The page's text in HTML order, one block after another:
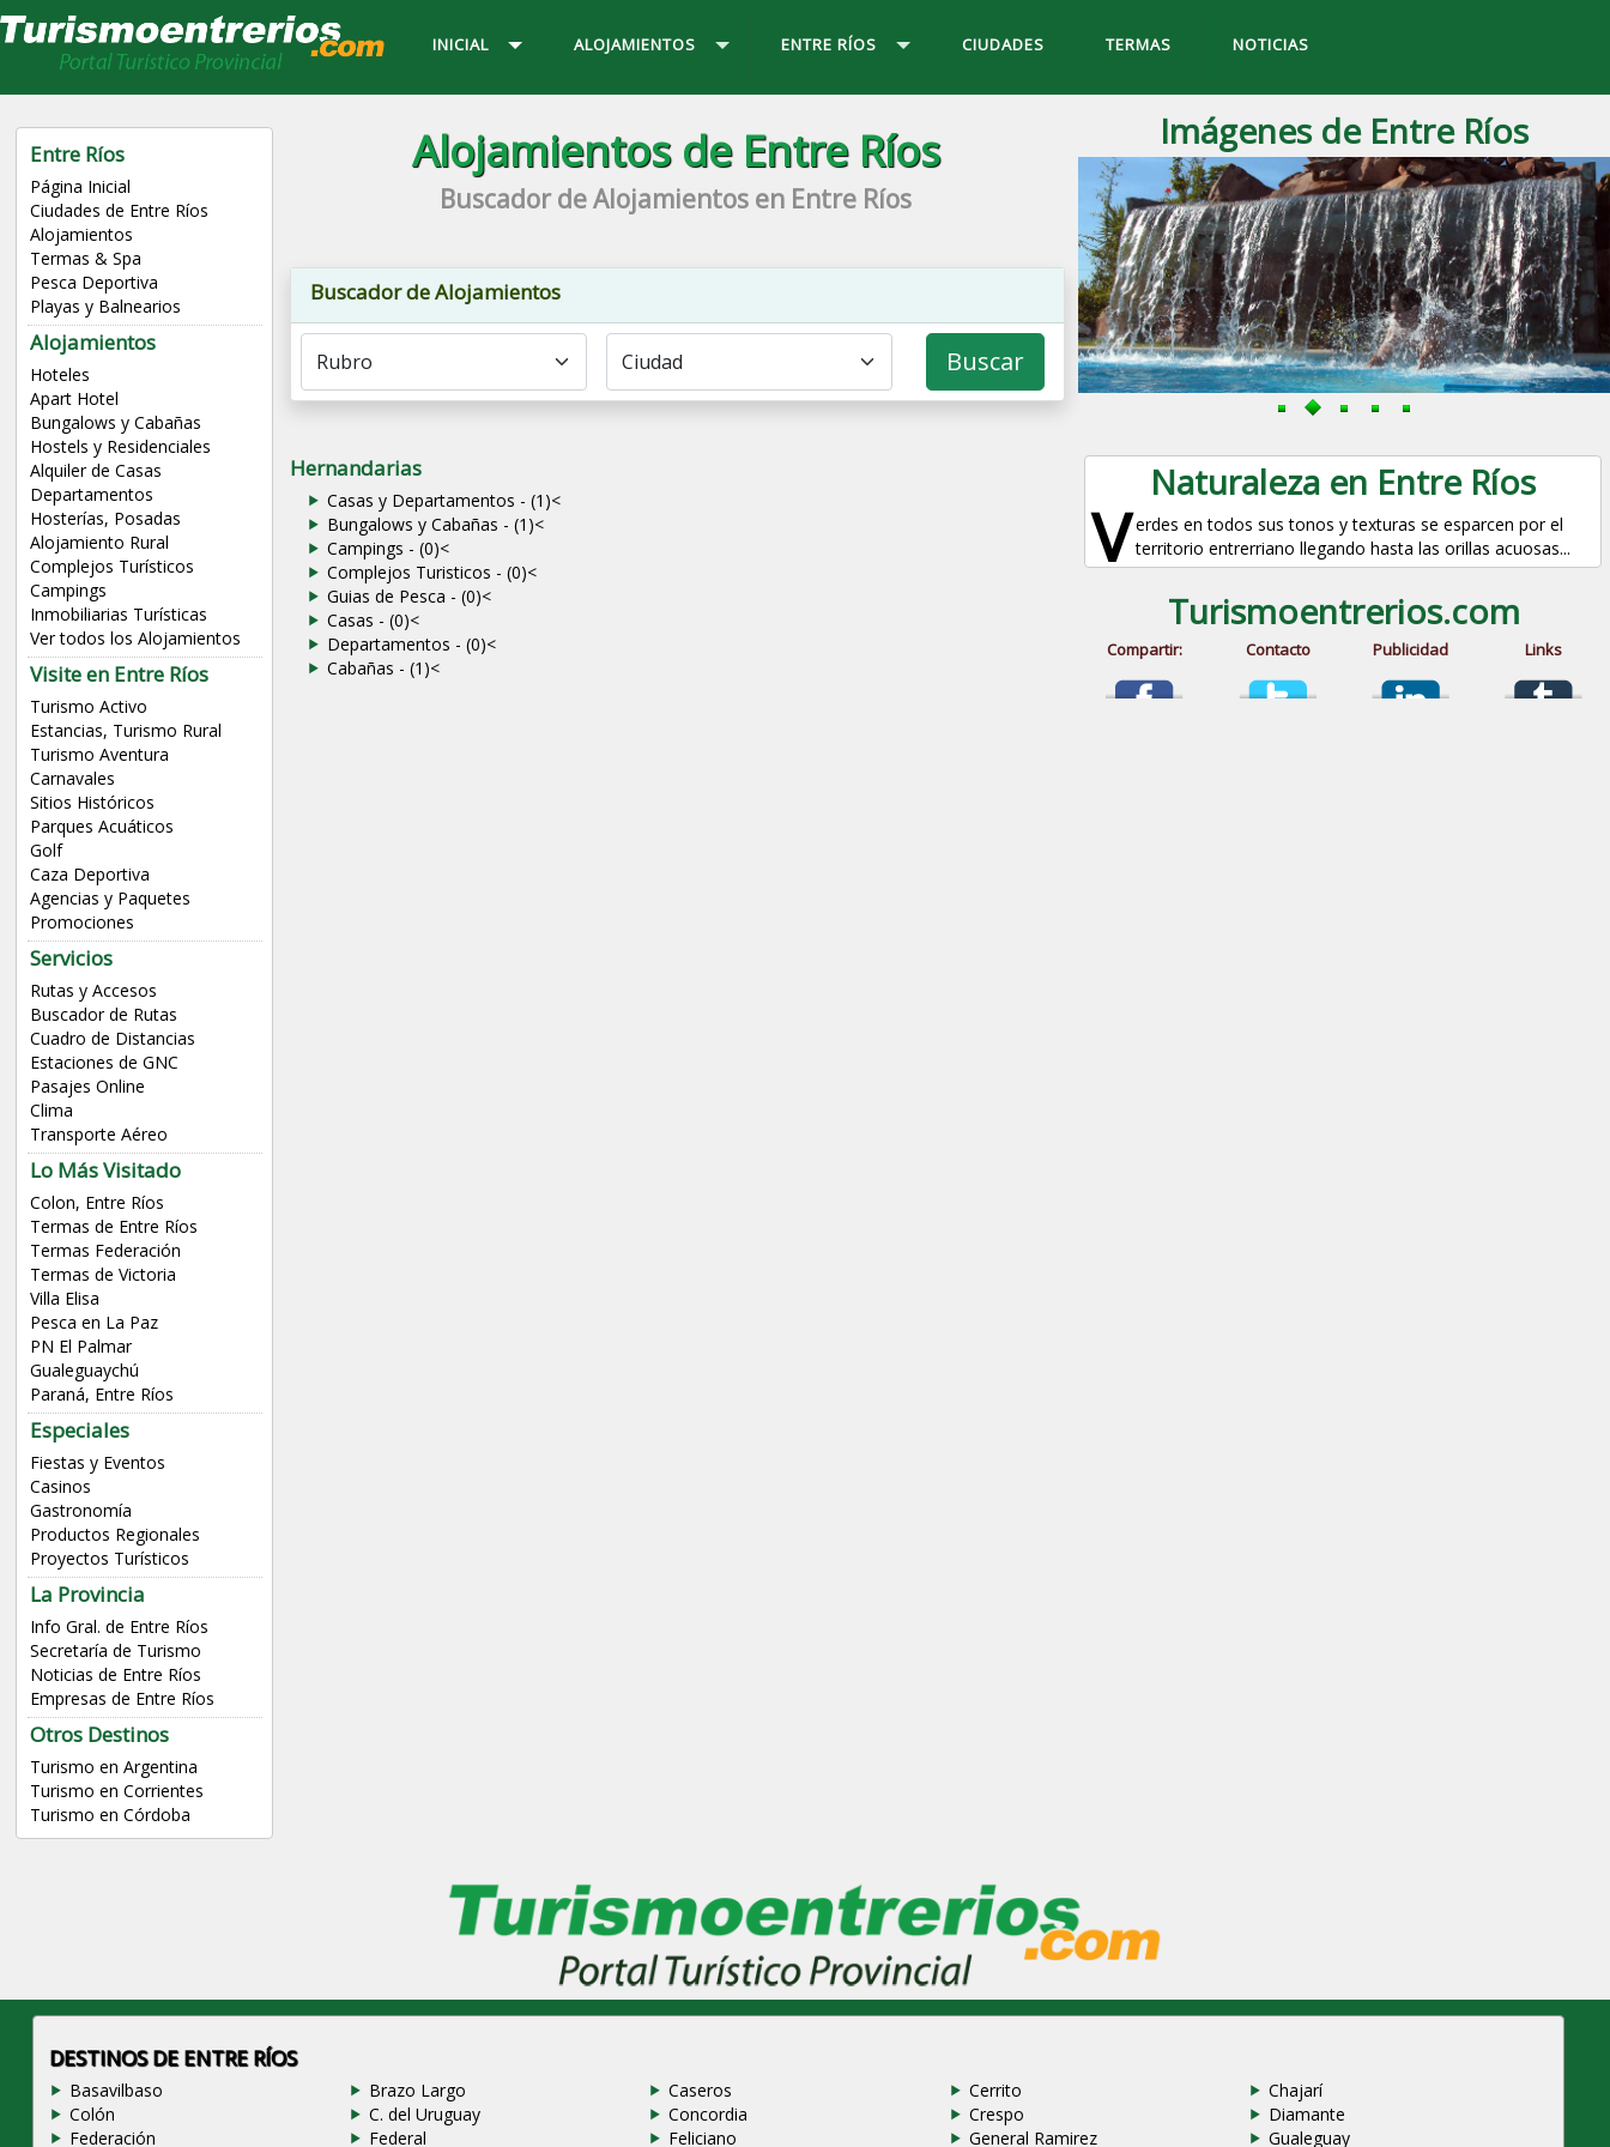
INICIAL ALOJAMIENTOS ENTRE RÍOS CIUDADES TERMAS NOTICIAS
Entre Ríos
Página Inicial
Ciudades de Entre Ríos
Alojamientos
Termas & Spa
Pesca Deportiva
Playas y Balnearios
Alojamientos
Hoteles
Apart Hotel
Bungalows y Cabañas
Hostels y Residenciales
Alquiler de Casas
Departamentos
Hosterías, Posadas
Alojamiento Rural
Complejos Turísticos
Campings
Inmobiliarias Turísticas
Ver todos los Alojamientos
Visite en Entre Ríos
Turismo Activo
Estancias, Turismo Rural
Turismo Aventura
Carnavales
Sitios Históricos
Parques Acuáticos
Golf
Caza Deportiva
Agencias y Paquetes
Promociones
Servicios
Rutas y Accesos
Buscador de Rutas
Cuadro de Distancias
Estaciones de GNC
Pasajes Online
Clima
Transporte Aéreo
Lo Más Visitado
Colon, Entre Ríos
Termas de Entre Ríos
Termas Federación
Termas de Victoria
Villa Elisa
Pesca en La Paz
PN El Palmar
Gualeguaychú
Paraná, Entre Ríos
Especiales
Fiestas y Eventos
Casinos
Gastronomía
Productos Regionales
Proyectos Turísticos
La Provincia
Info Gral. de Entre Ríos
Secretaría de Turismo
Noticias de Entre Ríos
Empresas de Entre Ríos
Otros Destinos
Turismo en Argentina
Turismo en Corrientes
Turismo en Córdoba
Alojamientos de Entre Ríos
Buscador de Alojamientos en Entre Ríos
Buscador de Alojamientos
Buscar
Hernandarias
Casas y Departamentos - (1)<
Bungalows y Cabañas - (1)<
Campings - (0)<
Complejos Turisticos - (0)<
Guias de Pesca - (0)<
Casas - (0)<
Departamentos - (0)<
Cabañas - (1)<
Imágenes de Entre Ríos
Naturaleza en Entre Ríos
V erdes en todos sus tonos y texturas se esparcen por el
territorio entrerriano llegando hasta las orillas acuosas...
Turismoentrerios.com
Compartir: Contacto Publicidad Links
DESTINOS DE ENTRE RÍOS
Basavilbaso Brazo Largo Caseros Cerrito
Chajarí
Colón
C. del Uruguay Concordia Crespo
Diamante
Federación
Federal Feliciano General Ramirez Gualeguay